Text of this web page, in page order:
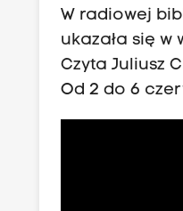
W radiowej
ukazała się w
Czyta Juliusz
Od 2 do 6